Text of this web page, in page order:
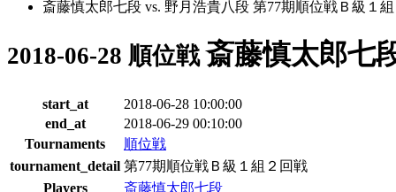
斎藤慎太郎七段 vs. 野月浩貴八段 第77期順位戦Ｂ級１
2018-06-28 順位戦斎藤慎太郎七
start_at
2018-06-28 10:00:00
end_at
2018-06-29 00:10:00
Tournaments
順位戦
tournament_detail 第77期順位戦Ｂ級１組２回戦
Players
斎藤慎太郎七段